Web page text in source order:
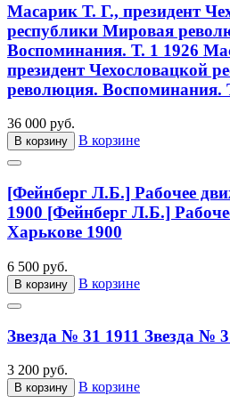
Масарик Т. Г., президент
республики Мировая
Воспоминания. Т. 1 1926
президент Чехословацкой
революция. Воспоминания.
36 000 руб.
В корзину В корзине
[Фейнберг Л.Б.] Рабочее
1900 [Фейнберг Л.Б.]
Харькове 1900
6 500 руб.
В корзину В корзине
Звезда № 31 1911 Звезда №
3 200 руб.
В корзину В корзине